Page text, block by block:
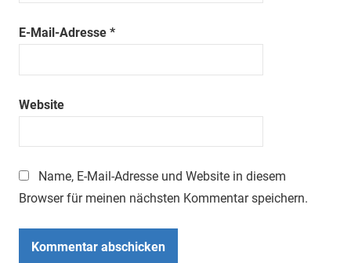
E-Mail-Adresse *
Website
Name, E-Mail-Adresse und Website in diesem
Browser für meinen nächsten Kommentar speichern.